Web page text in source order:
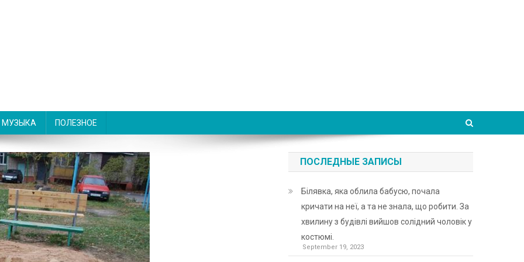
МУЗЫКА ПОЛЕЗНОЕ
ПОСЛЕДНЫЕ ЗАПИСЫ
Білявка, яка облила бабусю, почала
кричати на неї, а та не знала, що робити. За
хвилину з будівлі вийшов солідний чоловік у
костюмі.
September 19, 2023